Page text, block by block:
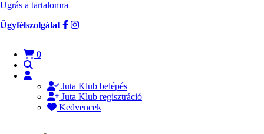
Ugrás a tartalomra
Ügyfélszolgálat
0
Juta Klub belépés
Juta Klub regisztráció
Kedvencek